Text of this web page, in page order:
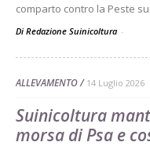
comparto contro la Peste
Di Redazione Suinicoltura -
ALLEVAMENTO 14 Luglio 2026
Suinicoltura
morsa di Psa e